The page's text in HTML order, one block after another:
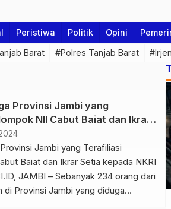
Peristiwa Politik Opini
Barat #Polres Tanjab Barat
Provinsi Jambi yang
NII Cabut Baiat dan Ikrar
Jambi yang Terafiliasi
Baiat dan Ikrar Setia kepada NKRI
JAMBI – Sebanyak 234 orang dari
di Provinsi Jambi yang diduga